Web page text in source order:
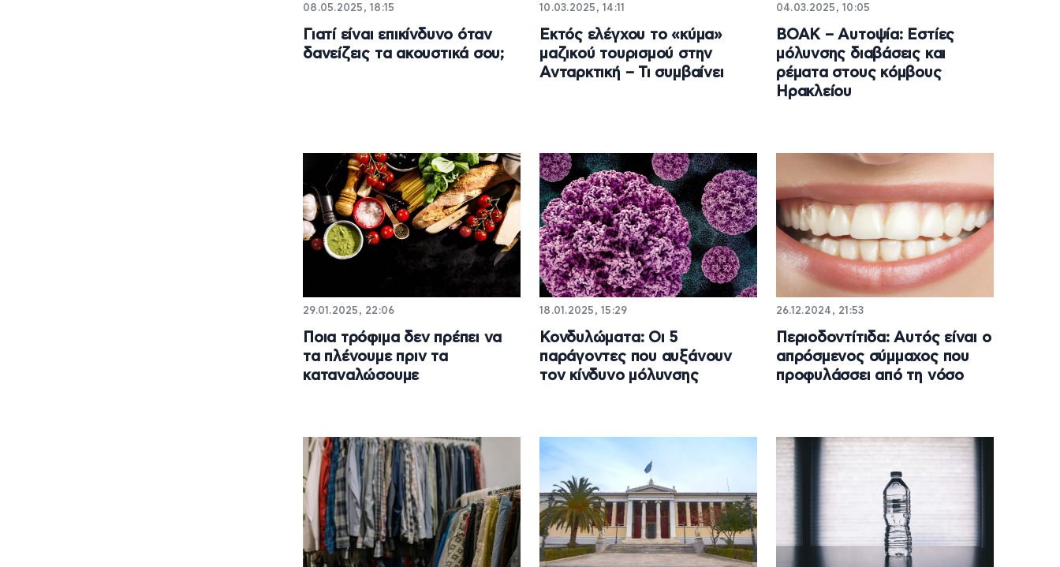
08.05.2025, 18:15
Γιατί είναι επικίνδυνο όταν
δανείζεις τα ακουστικά σου;
10.03.2025, 14:11
Εκτός ελέγχου το «κύμα»
μαζικού τουρισμού στην
Ανταρκτική – Τι συμβαίνει
04.03.2025, 10:05
ΒΟΑΚ – Αυτοψία: Εστίες
μόλυνσης διαβάσεις και
ρέματα στους κόμβους
Ηρακλείου
29.01.2025, 22:06
Ποια τρόφιμα δεν πρέπει να
τα πλένουμε πριν τα
καταναλώσουμε
18.01.2025, 15:29
Κονδυλώματα: Οι 5
παράγοντες που αυξάνουν
τον κίνδυνο μόλυνσης
26.12.2024, 21:53
Περιοδοντίτιδα: Αυτός είναι ο
απρόσμενος σύμμαχος που
προφυλάσσει από τη νόσο